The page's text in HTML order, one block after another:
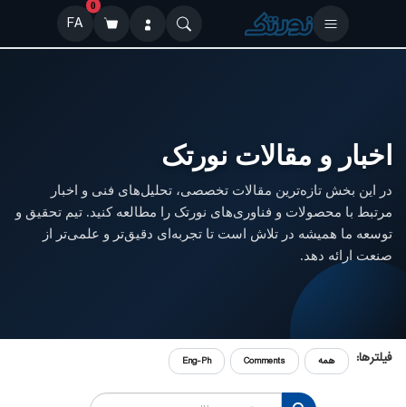
0
FA
اخبار و مقالات نورتک
در این بخش تازه‌ترین مقالات تخصصی، تحلیل‌های فنی و اخبار
مرتبط با محصولات و فناوری‌های نورتک را مطالعه کنید. تیم تحقیق و
توسعه ما همیشه در تلاش است تا تجربه‌ای دقیق‌تر و علمی‌تر از
صنعت ارائه دهد.
فیلترها: همه Comments
Eng-Ph